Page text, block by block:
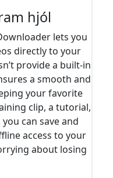
hjól
lets you
directly to your
provide a built-in
a smooth and
your favorite
clip, a tutorial,
can save and
access to your
about losing